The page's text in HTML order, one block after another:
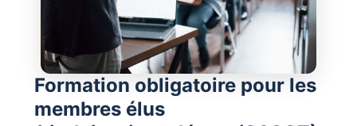
Formation obligatoire pour les
membres élus